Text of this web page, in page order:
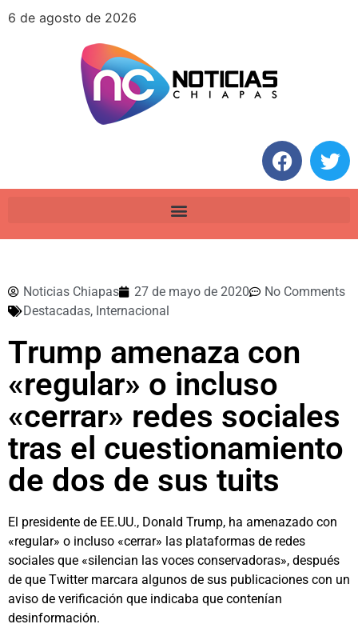
6 de agosto de 2026
Noticias Chiapas 27 de mayo de 2020
No Comments
Destacadas, Internacional
Trump amenaza con
«regular» o incluso
«cerrar» redes sociales
tras el cuestionamiento
de dos de sus tuits
El presidente de EE.UU., Donald Trump, ha amenazado con
«regular» o incluso «cerrar» las plataformas de redes
sociales que «silencian las voces conservadoras», después
de que Twitter marcara algunos de sus publicaciones con un
aviso de verificación que indicaba que contenían
desinformación.